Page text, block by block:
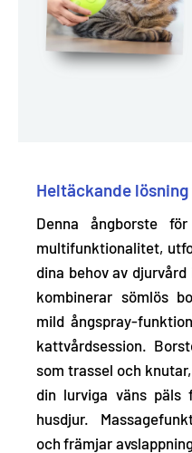
Heltäckande
Denna ångborste
multifunktionalitet,
dina behov av
kombinerar sömlös
mild ångspray-
kattvårdsession.
som trassel och
din lurviga väns päls
husdjur.
och främjar